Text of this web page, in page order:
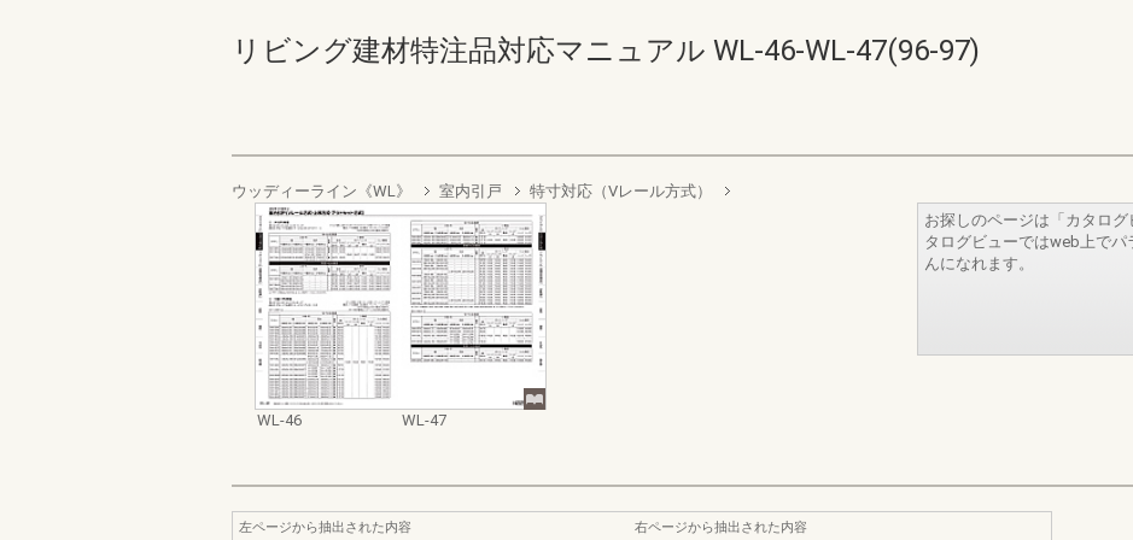
リビング建材特注品対応マニュアル WL-46-WL-47(96-97)
ウッディーライン《WL》 室内引戸 特寸対応（Vレール方式）
WL-46 WL-47
お探しのページは「カタロ
タログビューではweb上で
んになれます。
左ページから抽出された内容
右ページから抽出された内容